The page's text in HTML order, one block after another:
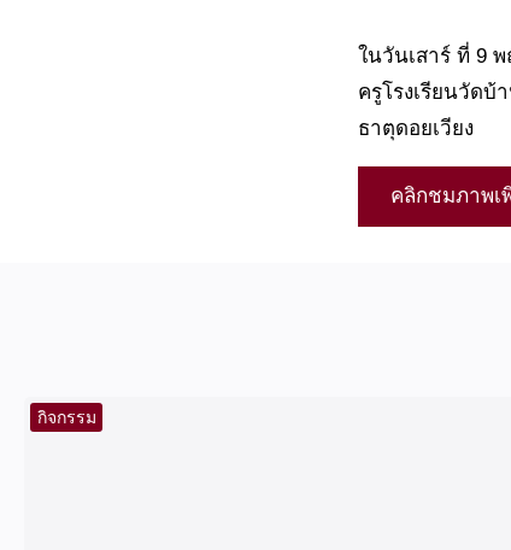
ในวันเสาร์ ที่ 9
ครูโรงเรียนวัดบ้
ธาตุดอยเวียง
คลิกชมภาพเ
กิจกรรม